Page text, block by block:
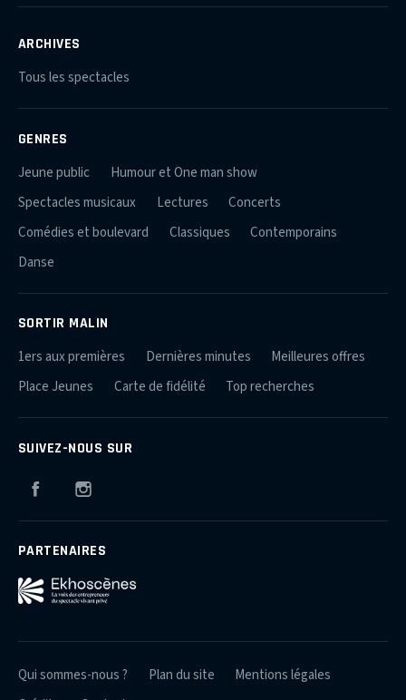
ARCHIVES
Tous les spectacles
GENRES
Jeune public
Humour et One man show
Spectacles musicaux
Lectures
Concerts
Comédies et boulevard
Classiques
Contemporains
Danse
SORTIR MALIN
1ers aux premières Dernières minutes
Meilleures offres
Place Jeunes
Carte de fidélité Top recherches
SUIVEZ-NOUS SUR
Facebook
PARTENAIRES
Qui sommes-nous ? Plan du site
Mentions légales